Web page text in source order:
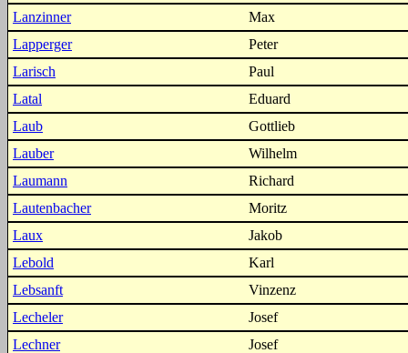
Lanzinner
Max
Lapperger
Peter
Larisch
Paul
Latal
Eduard
Laub
Gottlieb
Lauber
Wilhelm
Laumann
Richard
Lautenbacher
Moritz
Laux
Jakob
Lebold
Karl
Lebsanft
Vinzenz
Lecheler
Josef
Lechner
Josef